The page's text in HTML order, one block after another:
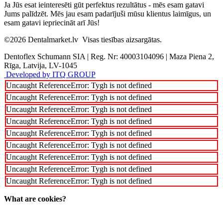
Ja Jūs esat ieinteresēti gūt perfektus rezultātus - mēs esam gatavi
Jums palīdzēt. Mēs jau esam padarījuši mūsu klientus laimīgus, un
esam gatavi iepriecināt arī Jūs!
©2026 Dentalmarket.lv Visas tiesības aizsargātas.
Dentoflex Schumann SIA | Reg. Nr: 40003104096 | Maza Piena 2,
Rīga, Latvija, LV-1045
Developed by ITQ GROUP
Uncaught ReferenceError: Tygh is not defined
Uncaught ReferenceError: Tygh is not defined
Uncaught ReferenceError: Tygh is not defined
Uncaught ReferenceError: Tygh is not defined
Uncaught ReferenceError: Tygh is not defined
Uncaught ReferenceError: Tygh is not defined
Uncaught ReferenceError: Tygh is not defined
Uncaught ReferenceError: Tygh is not defined
Uncaught ReferenceError: Tygh is not defined
What are cookies?